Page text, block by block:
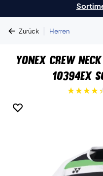
Zurück | Herren
Yonex Crew
10394EX